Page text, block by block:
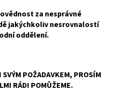
za nesprávné
jakýchkoliv nesrovnalostí
oddělení.
POŽADAVKEM, PROSÍM
RÁDI POMŮŽEME.